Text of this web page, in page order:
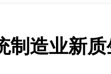
制造业新质